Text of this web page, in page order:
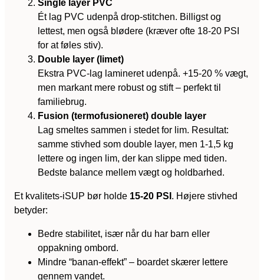
Single layer PVC
Ét lag PVC udenpå drop-stitchen. Billigst og
lettest, men også blødere (kræver ofte 18-20 PSI
for at føles stiv).
Double layer (limet)
Ekstra PVC-lag lamineret udenpå. +15-20 % vægt,
men markant mere robust og stift – perfekt til
familiebrug.
Fusion (termofusioneret) double layer
Lag smeltes sammen i stedet for lim. Resultat:
samme stivhed som double layer, men 1-1,5 kg
lettere og ingen lim, der kan slippe med tiden.
Bedste balance mellem vægt og holdbarhed.
Et kvalitets-iSUP bør holde 15-20 PSI . Højere stivhed
betyder:
Bedre stabilitet, især når du har barn eller
oppakning ombord.
Mindre “banan-effekt” – boardet skærer lettere
gennem vandet.